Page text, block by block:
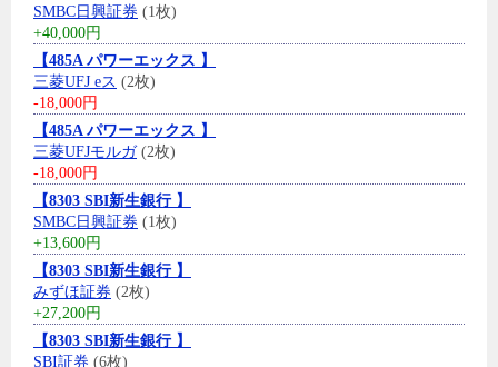
SMBC日興証券 (1枚)
+40,000円
【485A パワーエックス 】
三菱UFJ eス (2枚)
-18,000円
【485A パワーエックス 】
三菱UFJモルガ(2枚)
-18,000円
【8303 SBI新生銀行 】
SMBC日興証券 (1枚)
+13,600円
【8303 SBI新生銀行 】
みずほ証券 (2枚)
+27,200円
【8303 SBI新生銀行 】
SBI証券 (6枚)